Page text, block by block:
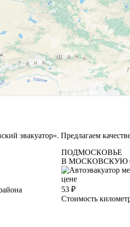
эвакуатор». Предлагаем
ПОДМОСКОВЬЕ
В МОСКОВСКУЮ
53 ₽
Стоимость